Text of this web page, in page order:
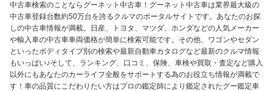
中古車検索のことならグーネット中古車！グーネット中古車は業界最大級の
中古車登録台数約50万台を誇るクルマのポータルサイトです。あなたのお探
しの中古車情報が満載。日産、トヨタ、マツダ、ホンダなどの人気メーカー
や輸入車の中古車車両価格が簡単に検索可能です。その他、ワゴンやセダン
といったボディタイプ別の検索や最新自動車カタログなど最新のクルマ情報
もいっぱい♪そして、ランキング、口コミ、保険、車検や買取・査定など購入
以外にもあなたのカーライフ全般をサポートする為のお役立ち情報が満載で
す！車の品質にこだわりたい方はプロの鑑定師により鑑定されたグー鑑定車